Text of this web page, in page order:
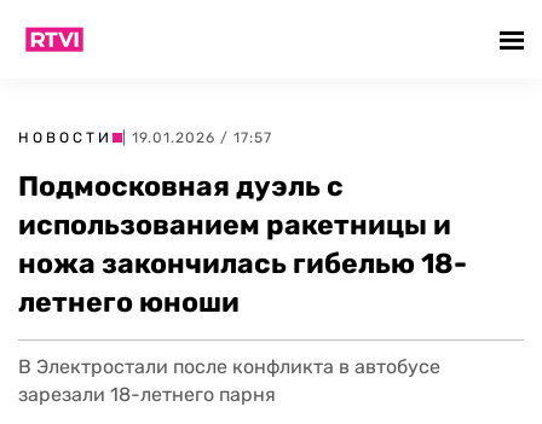
НОВОСТИ | 19.01.2026 / 17:57
Подмосковная дуэль с
использованием ракетницы и
ножа закончилась гибелью 18-
летнего юноши
В Электростали после конфликта в автобусе
зарезали 18-летнего парня